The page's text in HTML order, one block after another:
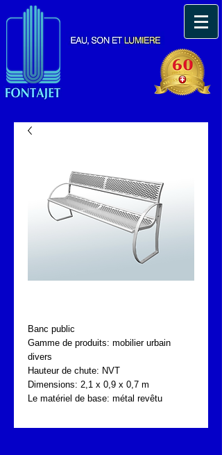
Banc public
Gamme de produits: mobilier urbain
divers
Hauteur de chute: NVT
Dimensions: 2,1 x 0,9 x 0,7 m
Le matériel de base: métal revêtu